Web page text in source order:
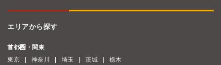
エリアから探す
首都圏・関東
東京
神奈川 埼玉 茨城 栃木